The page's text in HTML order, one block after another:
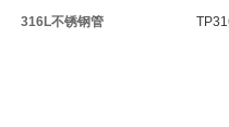
316L不锈钢管